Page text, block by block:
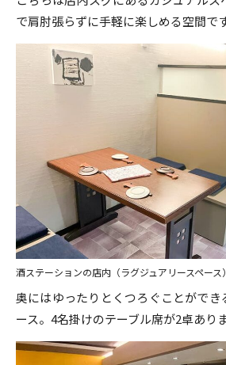
で肩肘張らずに手軽に楽しめる空間です
酒ステーションの店内（ラグジュアリースペース）
奥にはゆったりとくつろぐことができ
ース。4名掛けのテーブル席が2卓ありま